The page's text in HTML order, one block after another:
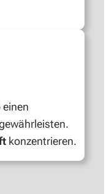
einen
konzentrieren.